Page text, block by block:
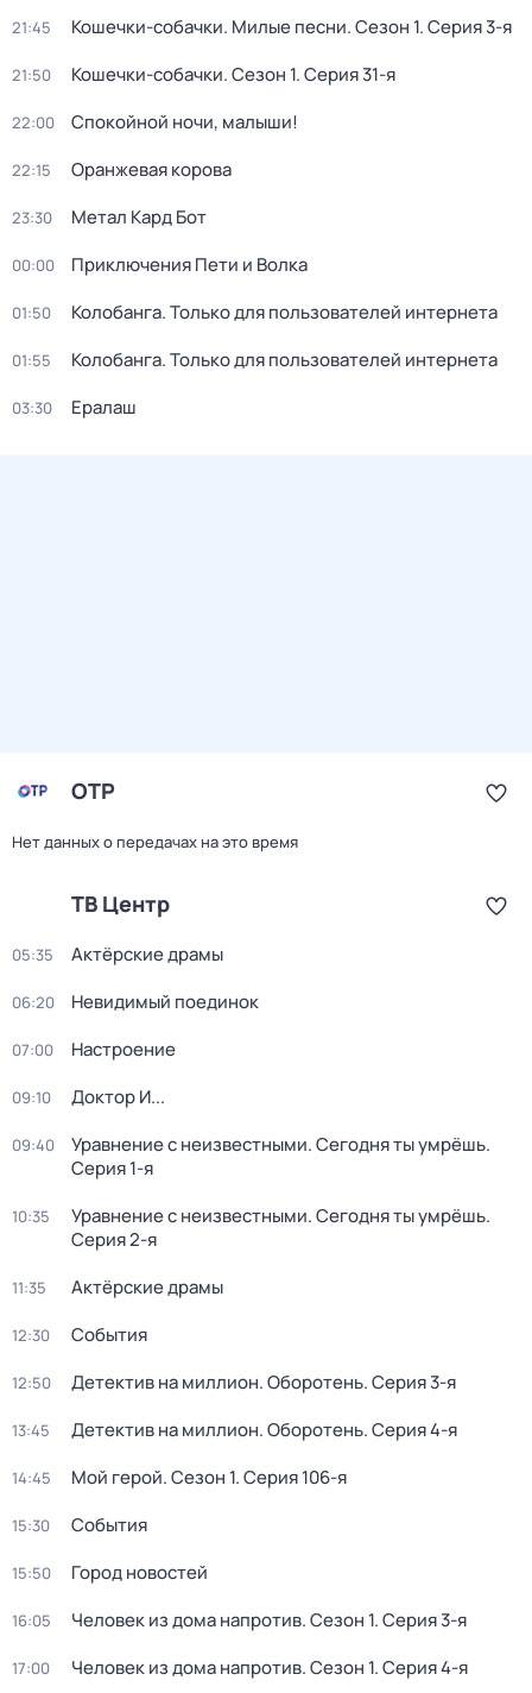
21:45 Кошечки-собачки. Милые песни. Сезон 1. Серия 3-я
21:50 Кошечки-собачки. Сезон 1. Серия 31-я
22:00 Спокойной ночи, малыши!
22:15 Оранжевая корова
23:30 Метал Кард Бот
00:00 Приключения Пети и Волка
01:50 Колобанга. Только для пользователей интернета
01:55 Колобанга. Только для пользователей интернета
03:30 Ералаш
ОТР
Нет данных о передачах на это время
ТВ Центр
05:35 Актёрские драмы
06:20 Невидимый поединок
07:00 Настроение
09:10 Доктор И...
09:40 Уравнение с неизвестными. Сегодня ты умрёшь.
Серия 1-я
10:35 Уравнение с неизвестными. Сегодня ты умрёшь.
Серия 2-я
11:35 Актёрские драмы
12:30 События
12:50 Детектив на миллион. Оборотень. Серия 3-я
13:45 Детектив на миллион. Оборотень. Серия 4-я
14:45 Мой герой. Сезон 1. Серия 106-я
15:30 События
15:50 Город новостей
16:05 Человек из дома напротив. Сезон 1. Серия 3-я
17:00 Человек из дома напротив. Сезон 1. Серия 4-я